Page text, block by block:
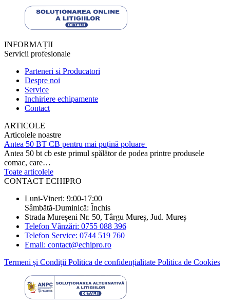
INFORMAȚII
Servicii profesionale
Parteneri si Producatori
Despre noi
Service
Inchiriere echipamente
Contact
ARTICOLE
Articolele noastre
Antea 50 BT CB pentru mai puțină poluare
Antea 50 bt cb este primul spălător de podea printre produsele
comac, care…
Toate articolele
CONTACT ECHIPRO
Luni-Vineri: 9:00-17:00
Sâmbătă-Duminică: Închis
Strada Mureșeni Nr. 50, Târgu Mureș, Jud. Mureș
Telefon Vânzări: 0755 088 396
Telefon Service: 0744 519 760
Email: contact@echipro.ro
Termeni și Condiții Politica de confidențialitate Politica de Cookies